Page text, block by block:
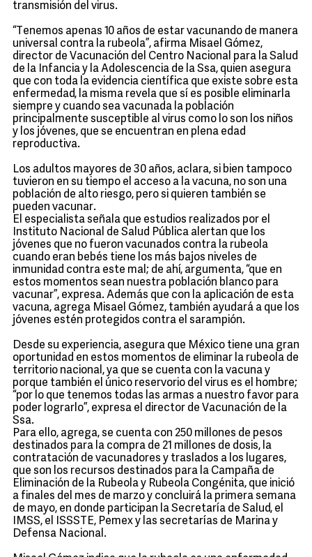
transmisión del virus.
“Tenemos apenas 10 años de estar vacunando de manera
universal contra la rubeola”, afirma Misael Gómez,
director de Vacunación del Centro Nacional para la Salud
de la Infancia y la Adolescencia de la Ssa, quien asegura
que con toda la evidencia científica que existe sobre esta
enfermedad, la misma revela que sí es posible eliminarla
siempre y cuando sea vacunada la población
principalmente susceptible al virus como lo son los niños
y los jóvenes, que se encuentran en plena edad
reproductiva.
Los adultos mayores de 30 años, aclara, si bien tampoco
tuvieron en su tiempo el acceso a la vacuna, no son una
población de alto riesgo, pero si quieren también se
pueden vacunar.
El especialista señala que estudios realizados por el
Instituto Nacional de Salud Pública alertan que los
jóvenes que no fueron vacunados contra la rubeola
cuando eran bebés tiene los más bajos niveles de
inmunidad contra este mal; de ahí, argumenta, “que en
estos momentos sean nuestra población blanco para
vacunar”, expresa. Además que con la aplicación de esta
vacuna, agrega Misael Gómez, también ayudará a que los
jóvenes estén protegidos contra el sarampión.
Desde su experiencia, asegura que México tiene una gran
oportunidad en estos momentos de eliminar la rubeola de
territorio nacional, ya que se cuenta con la vacuna y
porque también el único reservorio del virus es el hombre;
“por lo que tenemos todas las armas a nuestro favor para
poder lograrlo”, expresa el director de Vacunación de la
Ssa.
Para ello, agrega, se cuenta con 250 millones de pesos
destinados para la compra de 21 millones de dosis, la
contratación de vacunadores y traslados a los lugares,
que son los recursos destinados para la Campaña de
Eliminación de la Rubeola y Rubeola Congénita, que inició
a finales del mes de marzo y concluirá la primera semana
de mayo, en donde participan la Secretaría de Salud, el
IMSS, el ISSSTE, Pemex y las secretarías de Marina y
Defensa Nacional.